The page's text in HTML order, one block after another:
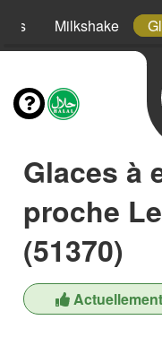
Milkshake
Glaces à
proche
(51370)